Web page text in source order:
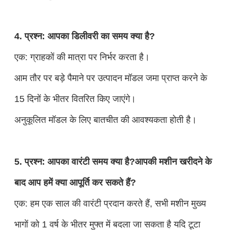
4. प्रश्न: आपका डिलीवरी का समय क्या है?
एक: ग्राहकों की मात्रा पर निर्भर करता है।
आम तौर पर बड़े पैमाने पर उत्पादन मॉडल जमा प्राप्त करने के
15 दिनों के भीतर वितरित किए जाएंगे।
अनुकूलित मॉडल के लिए बातचीत की आवश्यकता होती है।
5. प्रश्न: आपका वारंटी समय क्या है?आपकी मशीन खरीदने के
बाद आप हमें क्या आपूर्ति कर सकते हैं?
एक: हम एक साल की वारंटी प्रदान करते हैं, सभी मशीन मुख्य
भागों को 1 वर्ष के भीतर मुफ्त में बदला जा सकता है यदि टूटा